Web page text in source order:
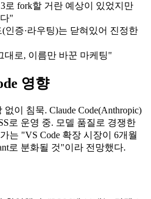
로 fork할 거란 예상이 있었지만
"
인증·라우팅)는 닫혀있어 진정한
대로, 이름만 바꾼 마케팅"
영향
이 침묵. Claude Code(Anthropic)
로 운영 중. 모델 품질로 경쟁한
는 "VS Code 확장 시장이 6개월
로 분화될 것"이라 전망했다.